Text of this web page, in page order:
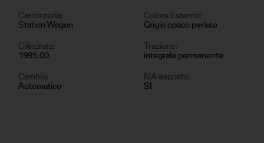
Carrozzeria:
Station Wagon
Colore Esterno:
Grigio opaco perlato
Cilindrata:
1995,00
Trazione:
integrale permanente
Cambio:
Automatico
IVA esposta:
SI